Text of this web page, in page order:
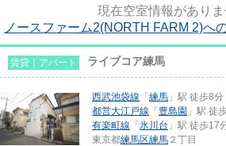
現在空室情報がありま
ノースファーム2(NORTH FARM 2)へ
賃貸｜アパート ライブコア練馬
西武池袋線 「 練馬 」駅 徒歩8分
都営大江戸線 「 豊島園 」駅 徒
有楽町線 「 氷川台 」駅 徒歩17
東京都練馬区練馬 ２丁目